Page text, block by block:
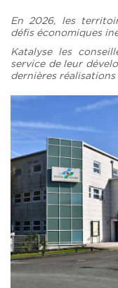
En 2026, les
défis économiques
Katalyse les
service de leur
dernières réalisations